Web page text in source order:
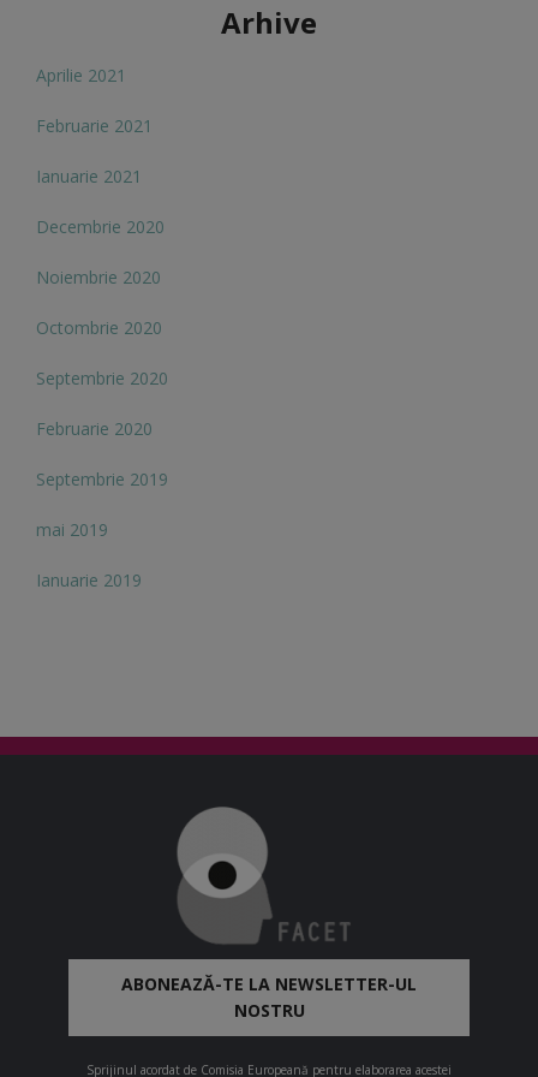
Arhive
Aprilie 2021
Februarie 2021
Ianuarie 2021
Decembrie 2020
Noiembrie 2020
Octombrie 2020
Septembrie 2020
Februarie 2020
Septembrie 2019
mai 2019
Ianuarie 2019
ABONEAZĂ-TE LA NEWSLETTER-UL
NOSTRU
Sprijinul acordat de Comisia Europeană pentru elaborarea acestei